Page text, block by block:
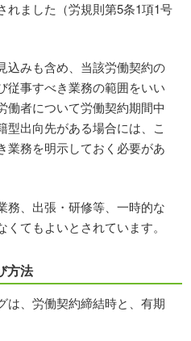
れました（労規則第5条1項1号
込みも含め、当該労働契約の
従事すべき業務の範囲をいい
働者について労働契約期間中
型出向先がある場合には、こ
業務を明示しておく必要があ
務、出張・研修等、一時的な
てもよいとされています。
方法
は、労働契約締結時と、有期